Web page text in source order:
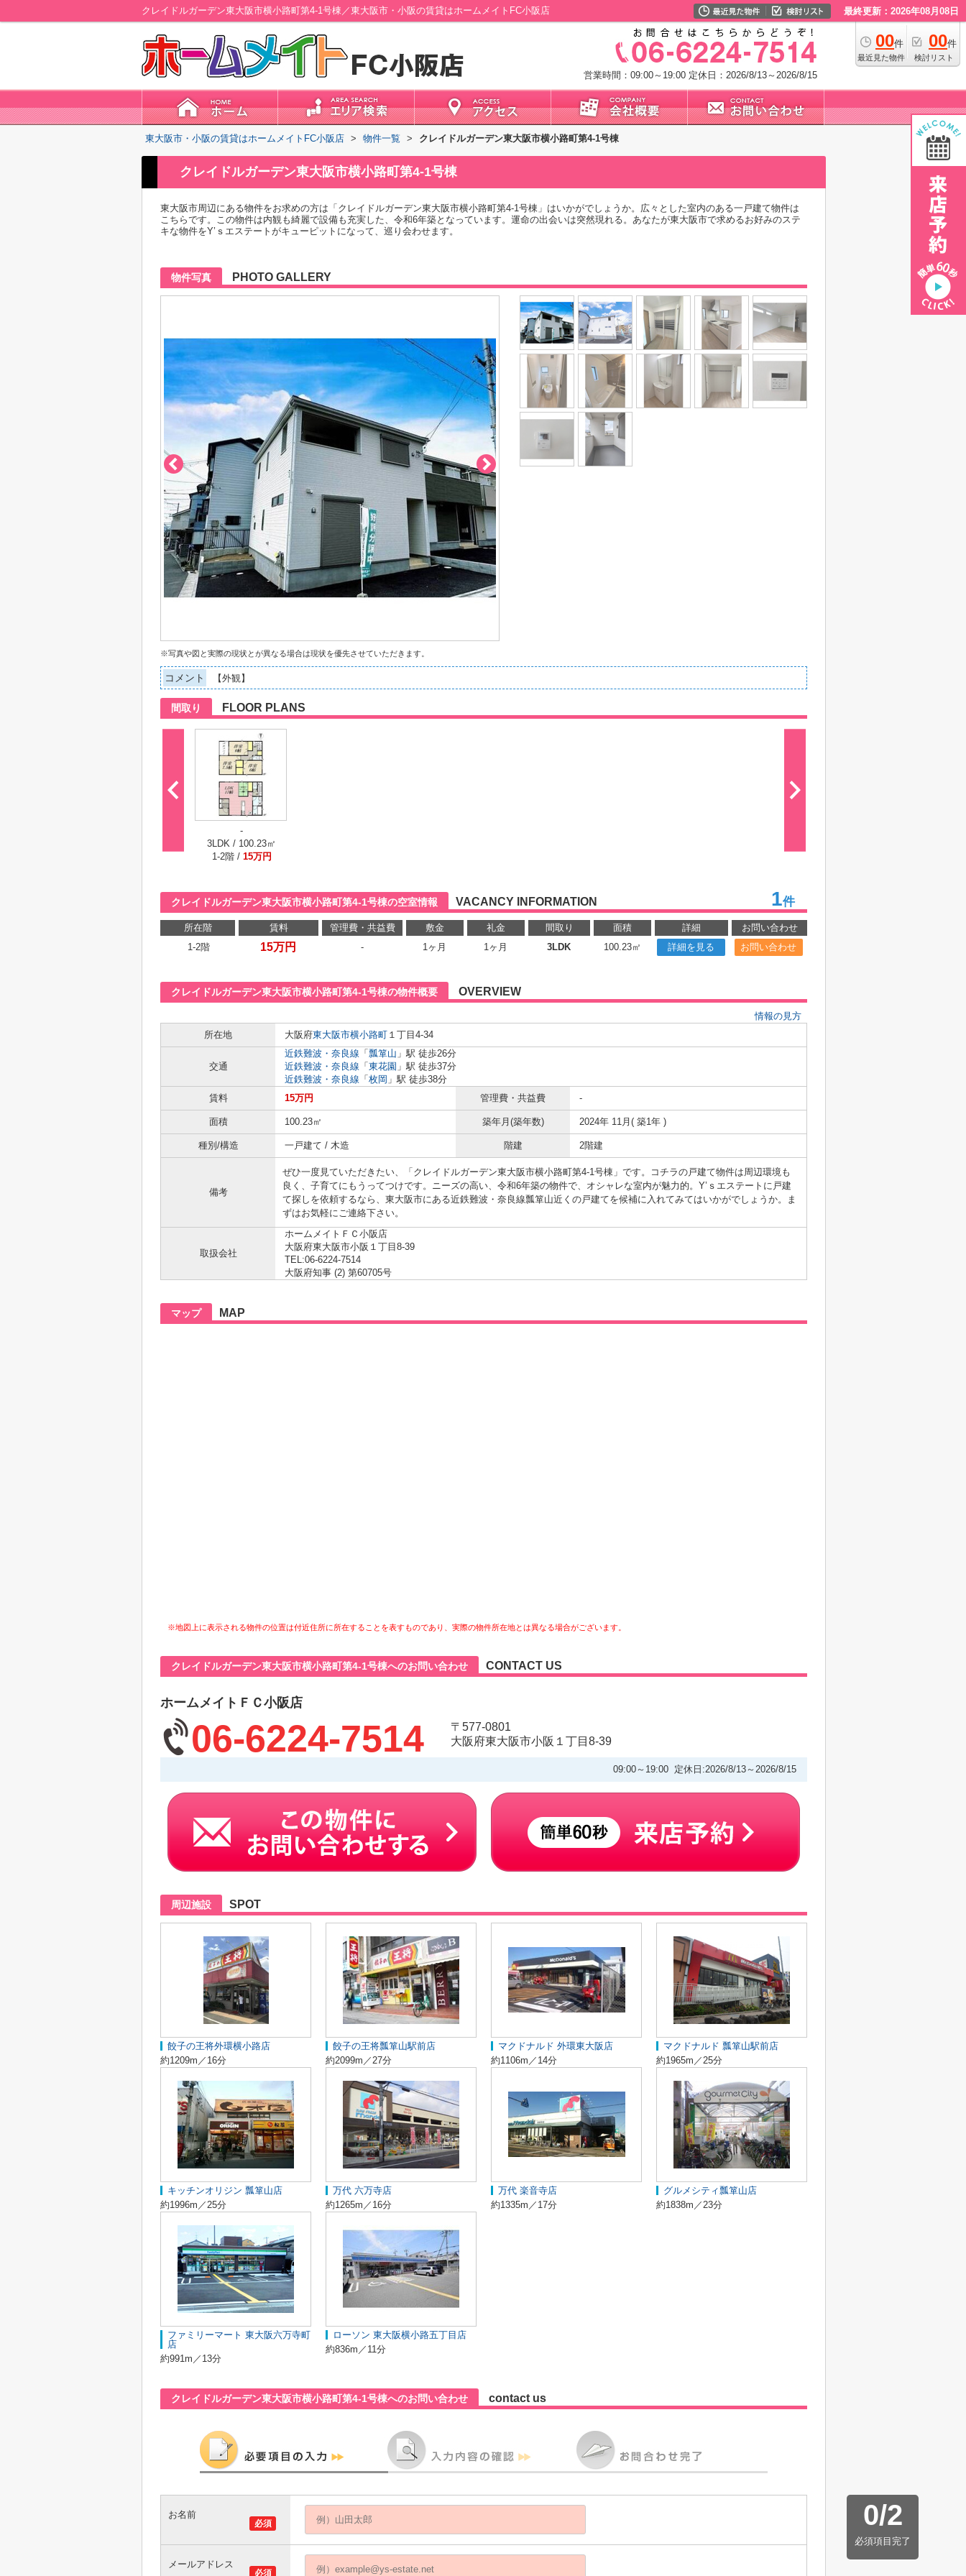
クレイドルガーデン東大阪市横小路町第4-1号棟／東大阪市・小阪の賃貸はホームメイトFC小阪店 最終更新：2026年08月08日
00件
最近見た物件
00件
検討リスト
営業時間：09:00～19:00 定休日：2026/8/13～2026/8/15
東大阪市・小阪の賃貸はホームメイトFC小阪店 > 物件一覧 > クレイドルガーデン東大阪市横小路町第4-1号棟
クレイドルガーデン東大阪市横小路町第4-1号棟
東大阪市周辺にある物件をお求めの方は「クレイドルガーデン東大阪市横小路町第4-1号棟」はいかがでしょうか。広々とした室内のある一戸建て物件は
こちらです。この物件は内観も綺麗で設備も充実した、令和6年築となっています。運命の出会いは突然現れる。あなたが東大阪市で求めるお好みのステ
キな物件をY’ｓエステートがキューピットになって、巡り会わせます。
物件写真 PHOTO GALLERY
※写真や図と実際の現状とが異なる場合は現状を優先させていただきます。
コメント 【外観】
間取り FLOOR PLANS
-
3LDK / 100.23㎡
1-2階 / 15万円
クレイドルガーデン東大阪市横小路町第4-1号棟の空室情報 VACANCY INFORMATION 1件
所在階 賃料 管理費・共益費 敷金 礼金 間取り 面積 詳細
お問い合わせ
1-2階
15万円 - 1ヶ月 1ヶ月 3LDK 100.23㎡ 詳細を見る お問い合わせ
クレイドルガーデン東大阪市横小路町第4-1号棟の物件概要 OVERVIEW
情報の見方
所在地
大阪府東大阪市横小路町 １丁目4-34
交通
近鉄難波・奈良線 「 瓢箪山 」駅 徒歩26分
近鉄難波・奈良線 「 東花園 」駅 徒歩37分
近鉄難波・奈良線 「 枚岡 」駅 徒歩38分
賃料
15万円 管理費・共益費 -
面積 100.23㎡ 築年月(築年数) 2024年 11月( 築1年 )
種別/構造 一戸建て / 木造 階建 2階建
備考
ぜひ一度見ていただきたい、「クレイドルガーデン東大阪市横小路町第4-1号棟」です。コチラの戸建て物件は周辺環境も
良く、子育てにもうってつけです。ニーズの高い、令和6年築の物件で、オシャレな室内が魅力的。Y’ｓエステートに戸建
て探しを依頼するなら、東大阪市にある近鉄難波・奈良線瓢箪山近くの戸建てを候補に入れてみてはいかがでしょうか。ま
ずはお気軽にご連絡下さい。
取扱会社
ホームメイトＦＣ小阪店
大阪府東大阪市小阪１丁目8-39
TEL:06-6224-7514
大阪府知事 (2) 第60705号
マップ MAP
※地図上に表示される物件の位置は付近住所に所在することを表すものであり、実際の物件所在地とは異なる場合がございます。
クレイドルガーデン東大阪市横小路町第4-1号棟へのお問い合わせ CONTACT US
ホームメイトＦＣ小阪店
06-6224-7514
〒577-0801
大阪府東大阪市小阪１丁目8-39
09:00～19:00 定休日:2026/8/13～2026/8/15
周辺施設 SPOT
餃子の王将外環横小路店
約1209m／16分
餃子の王将瓢箪山駅前店
約2099m／27分
マクドナルド 外環東大阪店
約1106m／14分
マクドナルド 瓢箪山駅前店
約1965m／25分
キッチンオリジン 瓢箪山店
約1996m／25分
万代 六万寺店
約1265m／16分
万代 楽音寺店
約1335m／17分
グルメシティ瓢箪山店
約1838m／23分
ファミリーマート 東大阪六万寺町
店
約991m／13分
ローソン 東大阪横小路五丁目店
約836m／11分
クレイドルガーデン東大阪市横小路町第4-1号棟へのお問い合わせ contact us
0/2
必須項目完了
必須
お名前
必須
メールアドレス